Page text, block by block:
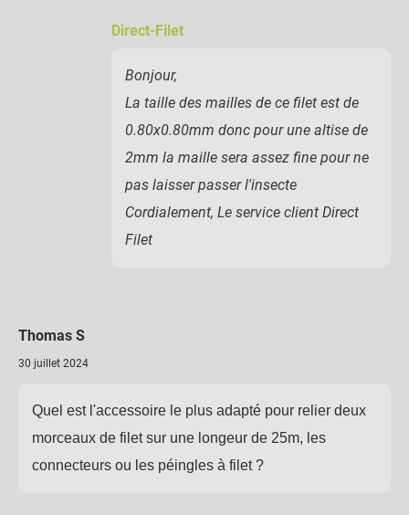
Direct-Filet
Bonjour,
La taille des mailles de ce filet est de
0.80x0.80mm donc pour une altise de
2mm la maille sera assez fine pour ne
pas laisser passer l'insecte
Cordialement, Le service client Direct
Filet
Thomas S
30 juillet 2024
Quel est l'accessoire le plus adapté pour relier deux
morceaux de filet sur une longeur de 25m, les
connecteurs ou les péingles à filet ?